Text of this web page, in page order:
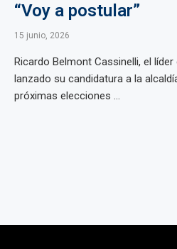
“Voy a postular”
15 junio, 2026
Ricardo Belmont Cassinelli, el
lanzado su candidatura a la
próximas elecciones ...